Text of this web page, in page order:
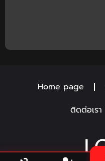
Home page
ติดต่อเรา